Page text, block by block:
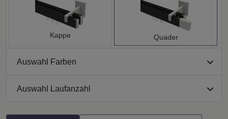
Kappe Quader
Auswahl Farben
Auswahl Laufanzahl